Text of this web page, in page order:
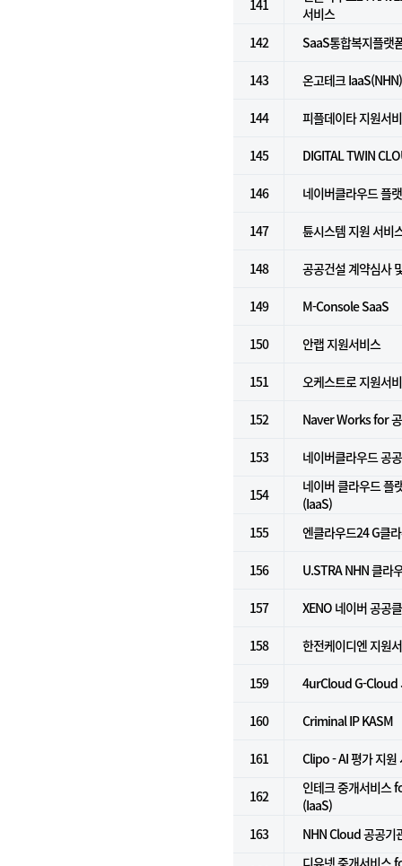
141
서비스
142
SaaS통합복지플랫
143 온고테크
144 피플데이타 지원서
145 DIGITAL TWIN
146 네이버클라우드 플
147 튠시스템 지원 서비
148 공공건설 계약심사
149 M-Console SaaS
150 안랩 지원서비스
151 오케스트로 지원서
152 Naver Works for
153 네이버클라우드 공
154
네이버 클라우드 플
(IaaS)
155
엔클라우드24 G클
156 U.STRA NHN 클라
157 XENO 네이버 공공
158 한전케이디엔 지원
159 4urCloud G-Cloud
160 Criminal IP KASM
161 Clipo - AI 평가 지원
162
인테크 중개서비스
(IaaS)
163
NHN Cloud 공공기
디유넷 중개서비스